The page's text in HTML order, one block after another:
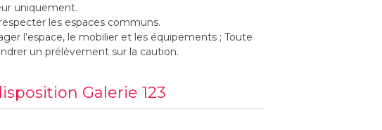
uniquement.
les espaces communs.
l’espace, le mobilier et les équipements ; Toute
un prélèvement sur la caution.
Galerie 123